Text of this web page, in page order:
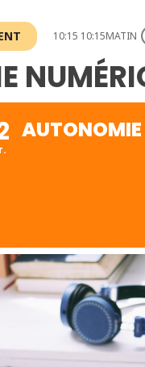
10:15 10:15MATIN
AUTONOMIE